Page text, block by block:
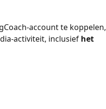
account te koppelen,
activiteit, inclusief het